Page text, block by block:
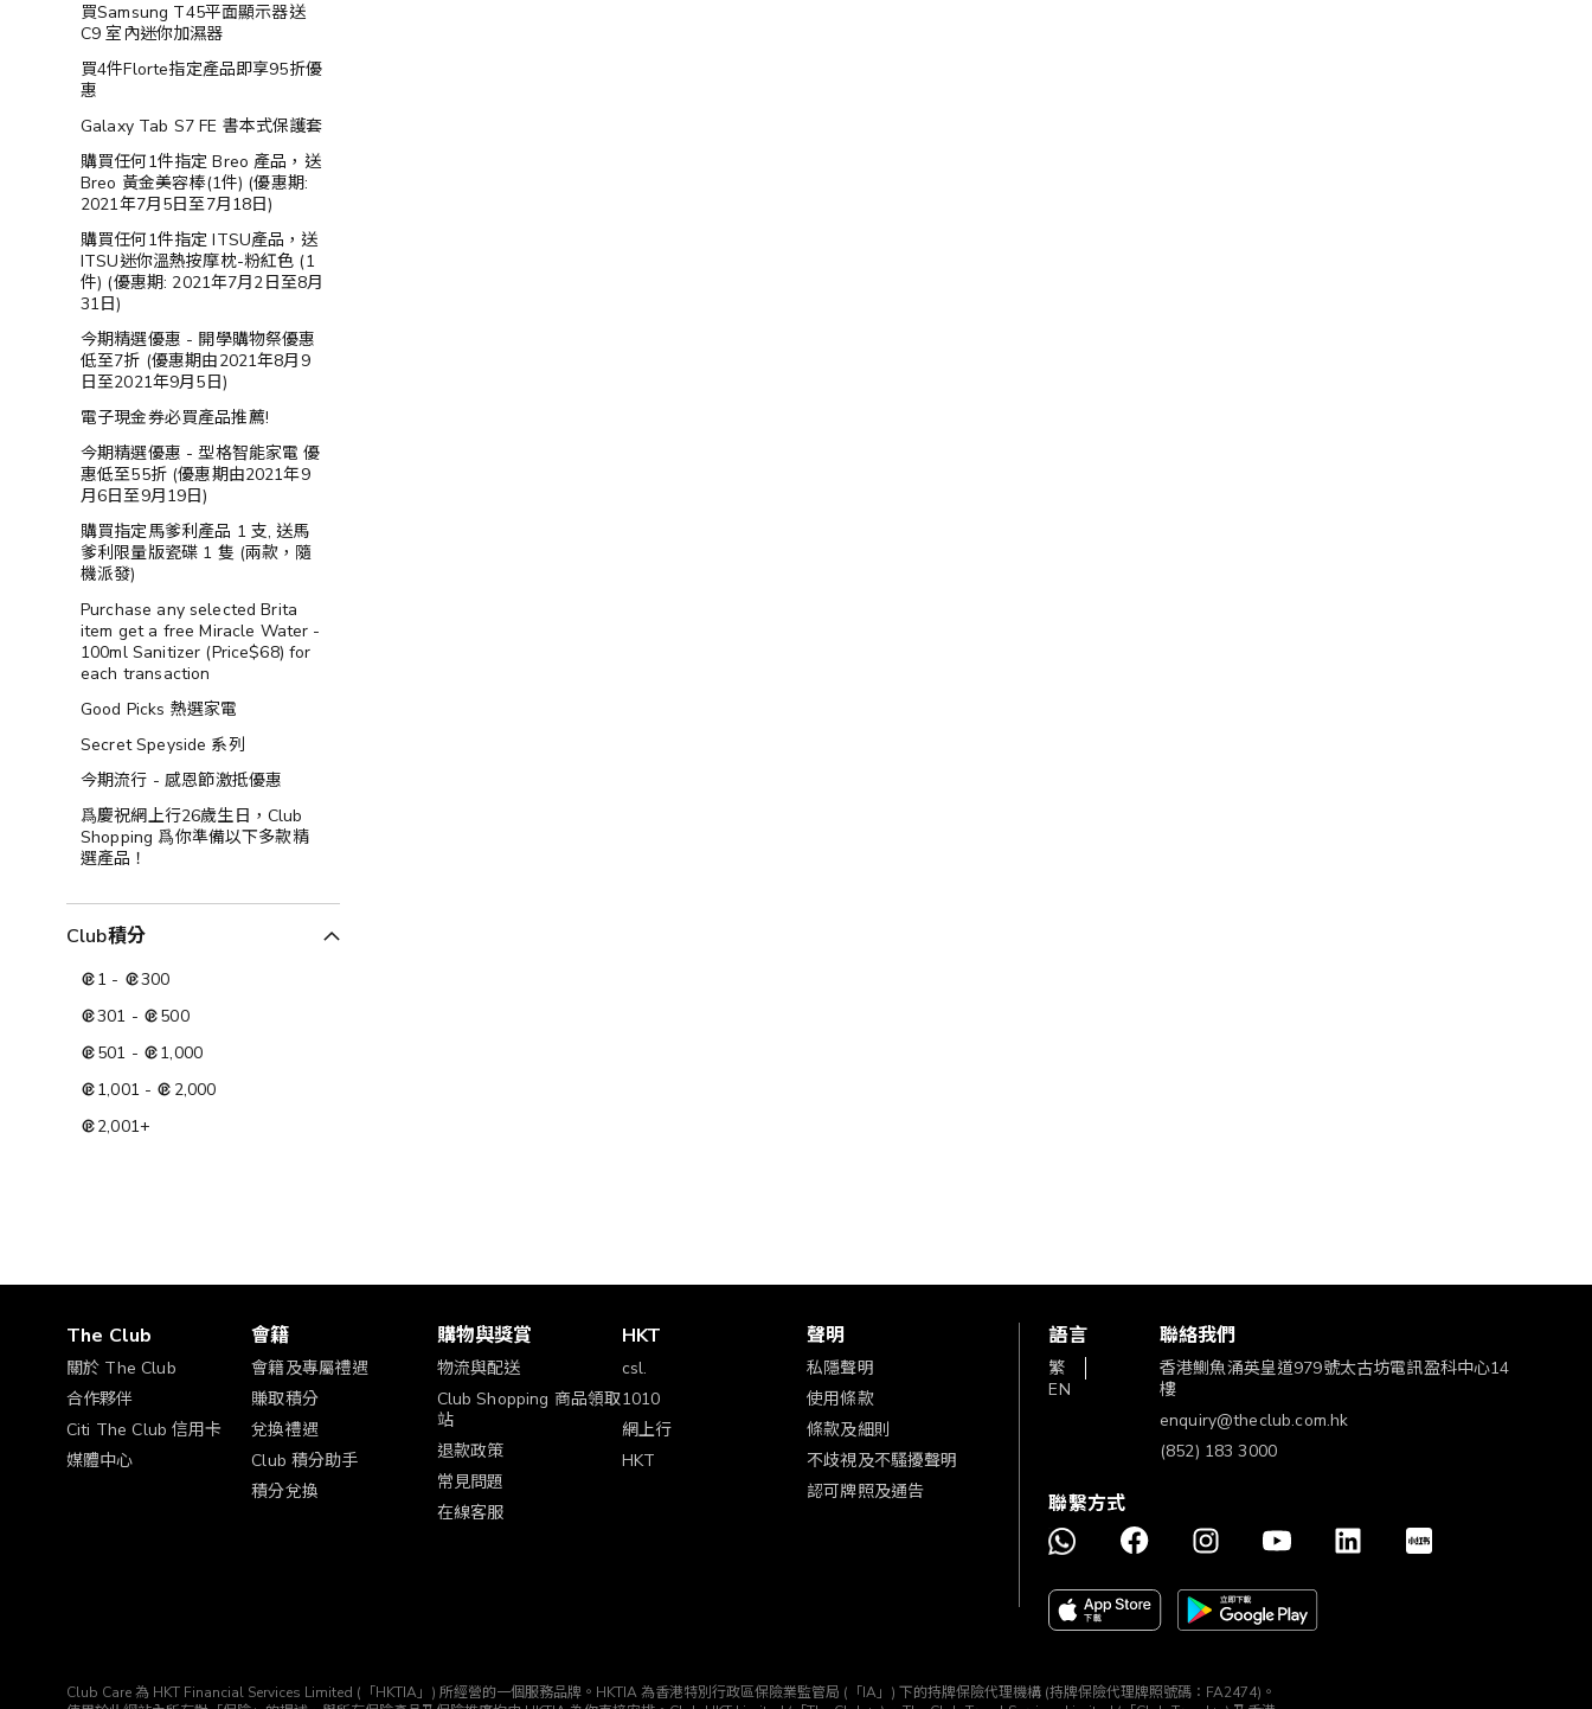
買Samsung T45平面顯示器送
C9 室內迷你加濕器
買4件Florte指定產品即享95折優
惠
Galaxy Tab S7 FE 書本式保護套
購買任何1件指定 Breo 產品，送
Breo 黃金美容棒(1件) (優惠期:
2021年7月5日至7月18日)
購買任何1件指定 ITSU產品，送
ITSU迷你溫熱按摩枕-粉紅色 (1
件) (優惠期: 2021年7月2日至8月
31日)
今期精選優惠 - 開學購物祭優惠
低至7折 (優惠期由2021年8月9
日至2021年9月5日)
電子現金券必買產品推薦!
今期精選優惠 - 型格智能家電 優
惠低至55折 (優惠期由2021年9
月6日至9月19日)
購買指定馬爹利產品 1 支, 送馬
爹利限量版瓷碟 1 隻 (兩款，隨
機派發)
Purchase any selected Brita
item get a free Miracle Water -
100ml Sanitizer (Price$68) for
each transaction
Good Picks 熱選家電
Secret Speyside 系列
今期流行 - 感恩節激抵優惠
爲慶祝網上行26歲生日，Club
Shopping 爲你準備以下多款精
選產品！
Club積分
1 -
300
301 -
500
501 -
1,000
1,001 -
2,000
2,001+
The Club
關於 The Club
合作夥伴
Citi The Club 信用卡
媒體中心
會籍
會籍及專屬禮遇
賺取積分
兌換禮遇
Club 積分助手
積分兌換
購物與獎賞
物流與配送
Club Shopping 商品領取
站
退款政策
常見問題
在線客服
HKT
csl.
1010
網上行
HKT
聲明
私隱聲明
使用條款
條款及細則
不歧視及不騷擾聲明
認可牌照及通告
語言
繁
EN
聯絡我們
香港鰂魚涌英皇道979號太古坊電訊盈科中心14
樓
enquiry@theclub.com.hk
(852) 183 3000
聯繫方式
Club Care 為 HKT Financial Services Limited (「HKTIA」) 所經營的一個服務品牌。HKTIA 為香港特別行政區保險業監管局 (「IA」) 下的持牌保險代理機構 (持牌保險代理牌照號碼：FA2474)。